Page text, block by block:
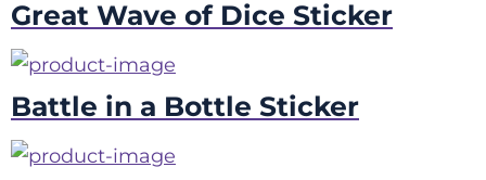
Great Wave of Dice Sticker
Battle in a Bottle Sticker